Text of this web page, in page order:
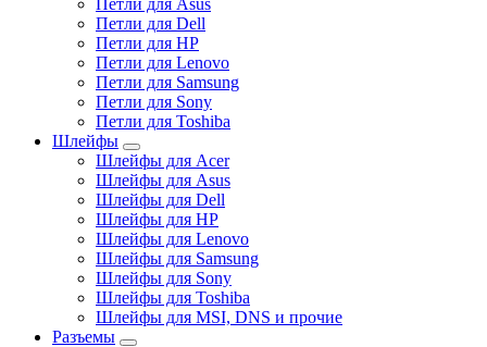
Петли для Dell
Петли для HP
Петли для Lenovo
Петли для Samsung
Петли для Sony
Петли для Toshiba
Шлейфы
Шлейфы для Acer
Шлейфы для Asus
Шлейфы для Dell
Шлейфы для HP
Шлейфы для Lenovo
Шлейфы для Samsung
Шлейфы для Sony
Шлейфы для Toshiba
Шлейфы для MSI, DNS и прочие
Разъемы